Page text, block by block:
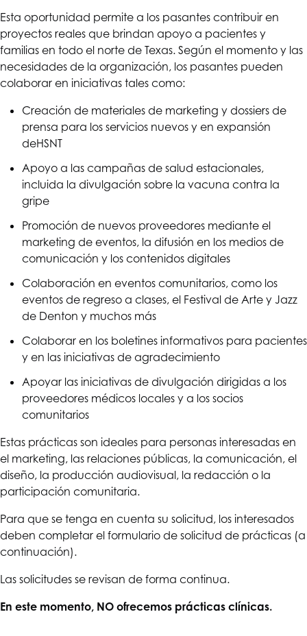
Esta oportunidad permite a los pasantes contribuir en
proyectos reales que brindan apoyo a pacientes y
familias en todo el norte de Texas. Según el momento y las
necesidades de la organización, los pasantes pueden
colaborar en iniciativas tales como:
Creación de materiales de marketing y dossiers de
prensa para los servicios nuevos y en expansión
deHSNT
Apoyo a las campañas de salud estacionales,
incluida la divulgación sobre la vacuna contra la
gripe
Promoción de nuevos proveedores mediante el
marketing de eventos, la difusión en los medios de
comunicación y los contenidos digitales
Colaboración en eventos comunitarios, como los
eventos de regreso a clases, el Festival de Arte y Jazz
de Denton y muchos más
Colaborar en los boletines informativos para pacientes
y en las iniciativas de agradecimiento
Apoyar las iniciativas de divulgación dirigidas a los
proveedores médicos locales y a los socios
comunitarios
Estas prácticas son ideales para personas interesadas en
el marketing, las relaciones públicas, la comunicación, el
diseño, la producción audiovisual, la redacción o la
participación comunitaria.
Para que se tenga en cuenta su solicitud, los interesados
deben completar el formulario de solicitud de prácticas (a
continuación).
Las solicitudes se revisan de forma continua.
En este momento, NO ofrecemos prácticas clínicas.